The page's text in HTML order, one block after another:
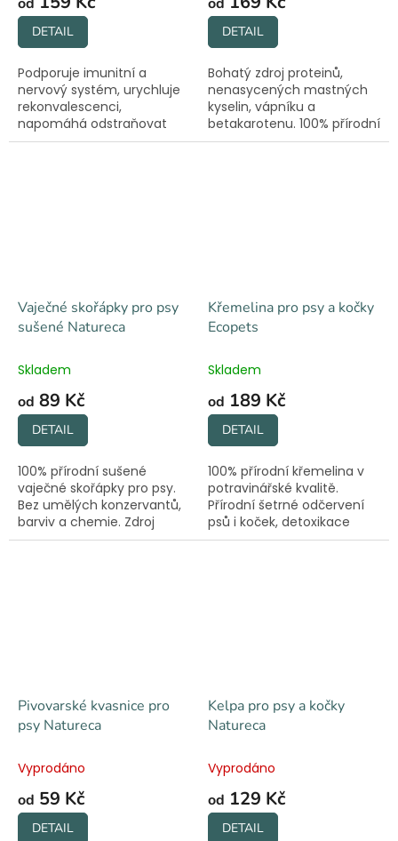
DETAIL
Podporuje imunitní a
nervový systém, urychluje
rekonvalescenci,
napomáhá odstraňovat
zubní plak i kámen,
DETAIL
Bohatý zdroj proteinů,
nenasycených mastných
kyselin, vápníku a
betakarotenu. 100% přírodní
složení a celá řada
Vaječné skořápky pro psy
sušené Natureca
Skladem
od 89 Kč
DETAIL
100% přírodní sušené
vaječné skořápky pro psy.
Bez umělých konzervantů,
barviv a chemie. Zdroj
vápníku, elastinu a
Křemelina pro psy a kočky
Ecopets
Skladem
od 189 Kč
DETAIL
100% přírodní křemelina v
potravinářské kvalitě.
Přírodní šetrné odčervení
psů i koček, detoxikace
organismu a podpora
Pivovarské kvasnice pro
psy Natureca
Vyprodáno
od 59 Kč
DETAIL
Kelpa pro psy a kočky
Natureca
Vyprodáno
od 129 Kč
DETAIL